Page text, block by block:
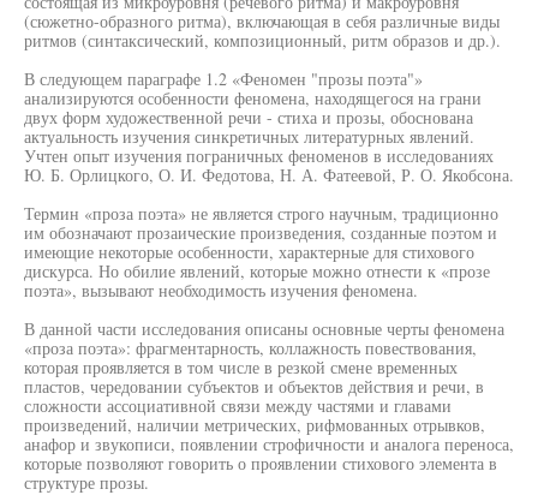
(сюжетно-образного ритма), включающая в себя различные виды
ритмов (синтаксический, композиционный, ритм образов и др.).
В следующем параграфе 1.2 «Феномен "прозы поэта"»
анализируются особенности феномена, находящегося на грани
двух форм художественной речи - стиха и прозы, обоснована
актуальность изучения синкретичных литературных явлений.
Учтен опыт изучения пограничных феноменов в исследованиях
Ю. Б. Орлицкого, О. И. Федотова, Н. А. Фатеевой, Р. О. Якобсона.
Термин «проза поэта» не является строго научным, традиционно
им обозначают прозаические произведения, созданные поэтом и
имеющие некоторые особенности, характерные для стихового
дискурса. Но обилие явлений, которые можно отнести к «прозе
поэта», вызывают необходимость изучения феномена.
В данной части исследования описаны основные черты феномена
«проза поэта»: фрагментарность, коллажность повествования,
которая проявляется в том числе в резкой смене временных
пластов, чередовании субъектов и объектов действия и речи, в
сложности ассоциативной связи между частями и главами
произведений, наличии метрических, рифмованных отрывков,
анафор и звукописи, появлении строфичности и аналога переноса,
которые позволяют говорить о проявлении стихового элемента в
структуре прозы.